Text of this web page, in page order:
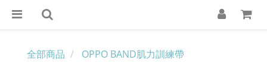
全部商品 OPPO BAND肌力訓練帶